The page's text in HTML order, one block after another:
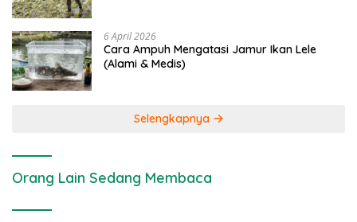
6 April 2026
Cara Ampuh Mengatasi Jamur Ikan Lele
(Alami & Medis)
Selengkapnya
Orang Lain Sedang Membaca